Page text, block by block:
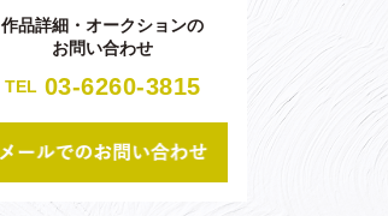
作品詳細・オークションの
お問い合わせ
TEL 03-6260-3815